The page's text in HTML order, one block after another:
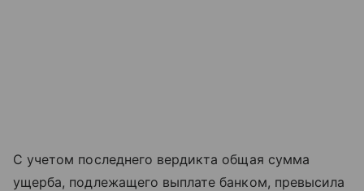
С учетом последнего вердикта общая сумма
ущерба, подлежащего выплате банком, превысила